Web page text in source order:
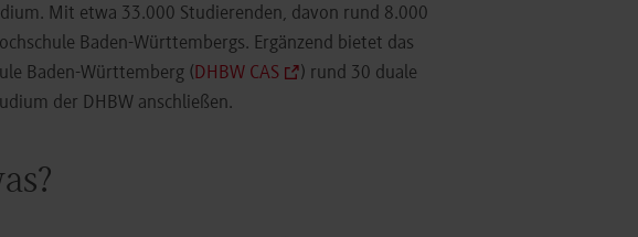
Mit etwa 33.000 Studierenden, davon rund 8.000
Baden-Württembergs. Ergänzend bietet das
Baden-Württemberg (DHBW CAS
) rund 30 duale
der DHBW anschließen.